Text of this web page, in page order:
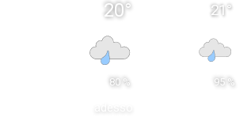
20°
80 %
21°
95 %